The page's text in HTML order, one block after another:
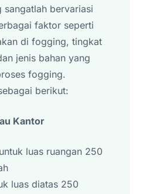
bervariasi
faktor seperti
di fogging, tingkat
jenis bahan yang
fogging.
berikut:
Kantor
luas ruangan 250
luas diatas 250